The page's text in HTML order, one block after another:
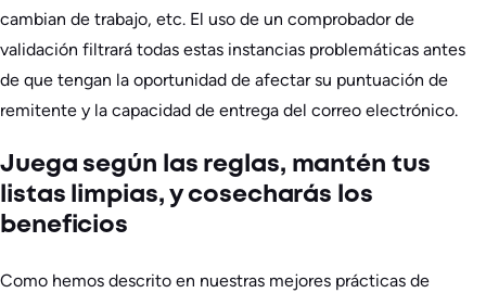
cambian de trabajo, etc. El uso de un comprobador de
validación filtrará todas estas instancias problemáticas antes
de que tengan la oportunidad de afectar su puntuación de
remitente y la capacidad de entrega del correo electrónico.
Juega según las reglas, mantén tus
listas limpias, y cosecharás los
beneficios
Como hemos descrito en nuestras mejores prácticas de